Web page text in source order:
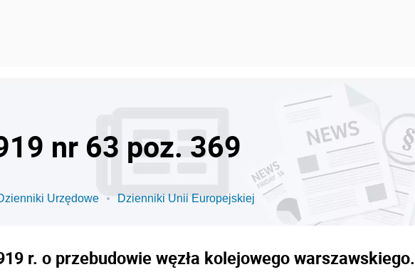
nr 63 poz. 369
Urzędowe Dzienniki Unii Europejskiej
r. o przebudowie węzła kolejowego warszawskiego.